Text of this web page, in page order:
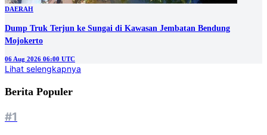
DAERAH
Dump Truk Terjun ke Sungai di Kawasan Jembatan Bendung
Mojokerto
06 Aug 2026 06:00 UTC
Lihat selengkapnya
Berita Populer
#1